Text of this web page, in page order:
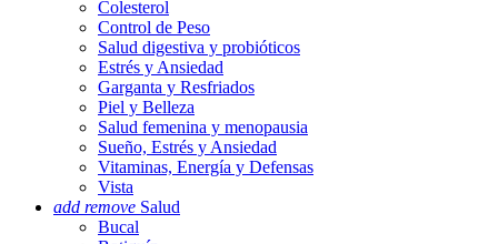
Colesterol
Control de Peso
Salud digestiva y probióticos
Estrés y Ansiedad
Garganta y Resfriados
Piel y Belleza
Salud femenina y menopausia
Sueño, Estrés y Ansiedad
Vitaminas, Energía y Defensas
Vista
add remove Salud
Bucal